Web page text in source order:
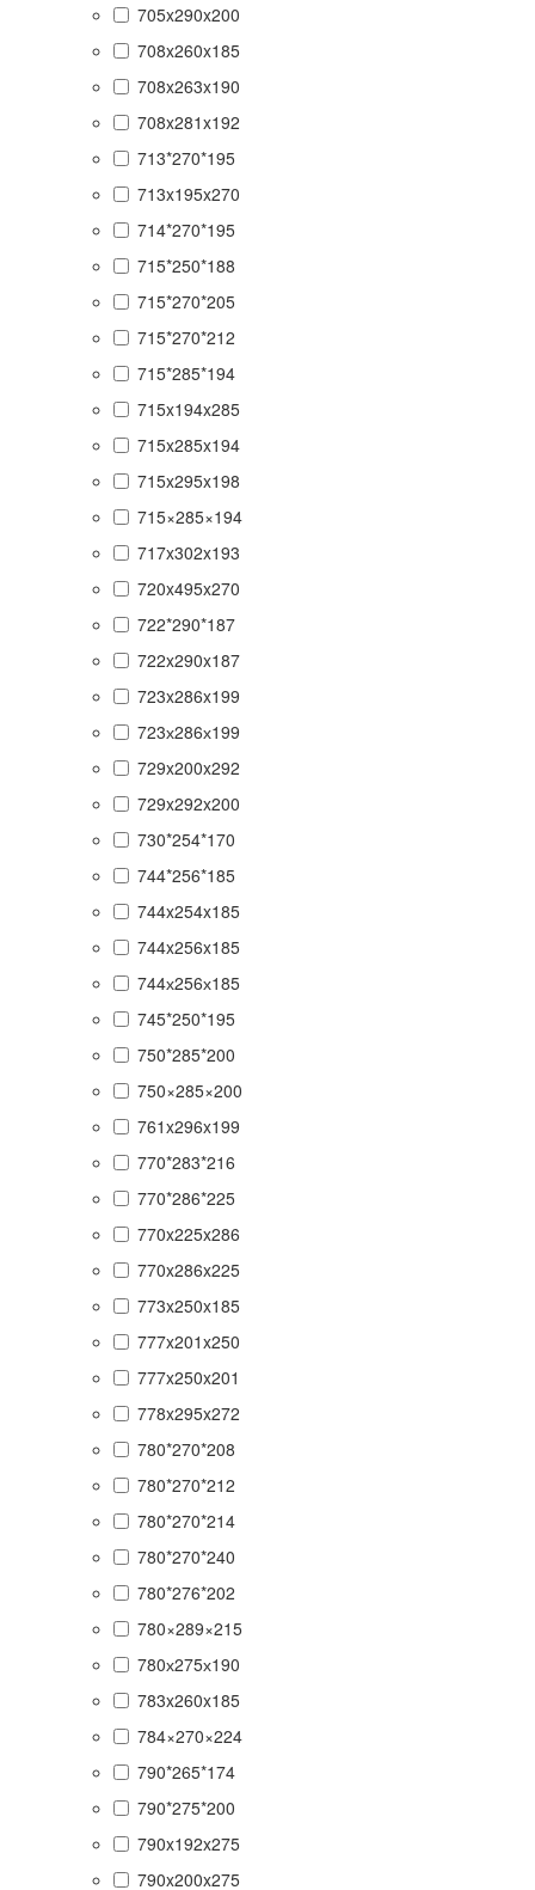
705x290x200
708x260x185
708x263x190
708x281x192
713*270*195
713x195x270
714*270*195
715*250*188
715*270*205
715*270*212
715*285*194
715x194x285
715x285x194
715x295x198
715×285×194
717x302x193
720x495x270
722*290*187
722x290x187
723x286x199
723х286х199
729x200x292
729x292x200
730*254*170
744*256*185
744x254x185
744x256x185
744х256х185
745*250*195
750*285*200
750×285×200
761x296x199
770*283*216
770*286*225
770x225x286
770x286x225
773x250x185
777x201x250
777x250x201
778x295x272
780*270*208
780*270*212
780*270*214
780*270*240
780*276*202
780×289×215
780х275х190
783x260x185
784×270×224
790*265*174
790*275*200
790x192x275
790x200x275